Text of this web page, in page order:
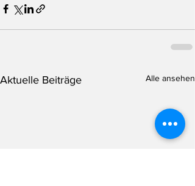
Aktuelle Beiträge Alle ansehen